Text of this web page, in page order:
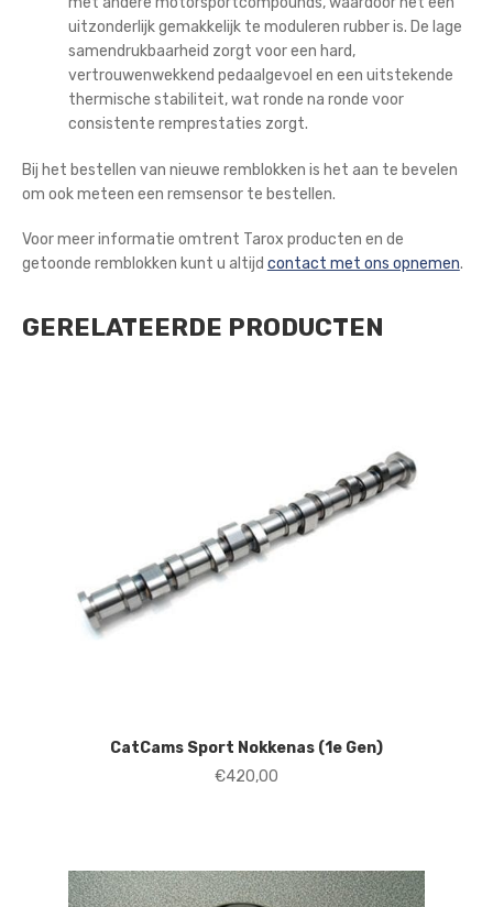
uitzonderlijk gemakkelijk te moduleren rubber is. De lage
samendrukbaarheid zorgt voor een hard,
vertrouwenwekkend pedaalgevoel en een uitstekende
thermische stabiliteit, wat ronde na ronde voor
consistente remprestaties zorgt.
Bij het bestellen van nieuwe remblokken is het aan te bevelen
om ook meteen een remsensor te bestellen.
Voor meer informatie omtrent Tarox producten en de
getoonde remblokken kunt u altijd contact met ons opnemen.
GERELATEERDE PRODUCTEN
CatCams Sport Nokkenas (1e Gen)
€420,00